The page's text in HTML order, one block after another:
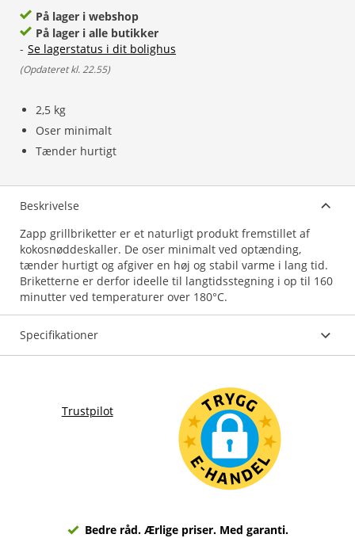
2,5 kg
Oser minimalt
Tænder hurtigt
På lager i webshop
På lager i alle butikker
- Se lagerstatus i dit bolighus
(Opdateret kl. 22.55)
Beskrivelse
Zapp grillbriketter er et naturligt produkt fremstillet af
kokosnøddeskaller. De oser minimalt ved optænding,
tænder hurtigt og afgiver en høj og stabil varme i lang tid.
Briketterne er derfor ideelle til langtidsstegning i op til 160
Specifikationer
Trustpilot
Bedre råd. Ærlige priser. Med garanti.